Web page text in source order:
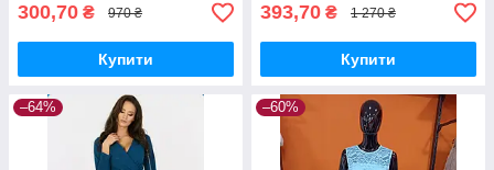
300,70 ₴ 970 ₴
Купити
393,70 ₴ 1 270 ₴
Купити
–64% –60%